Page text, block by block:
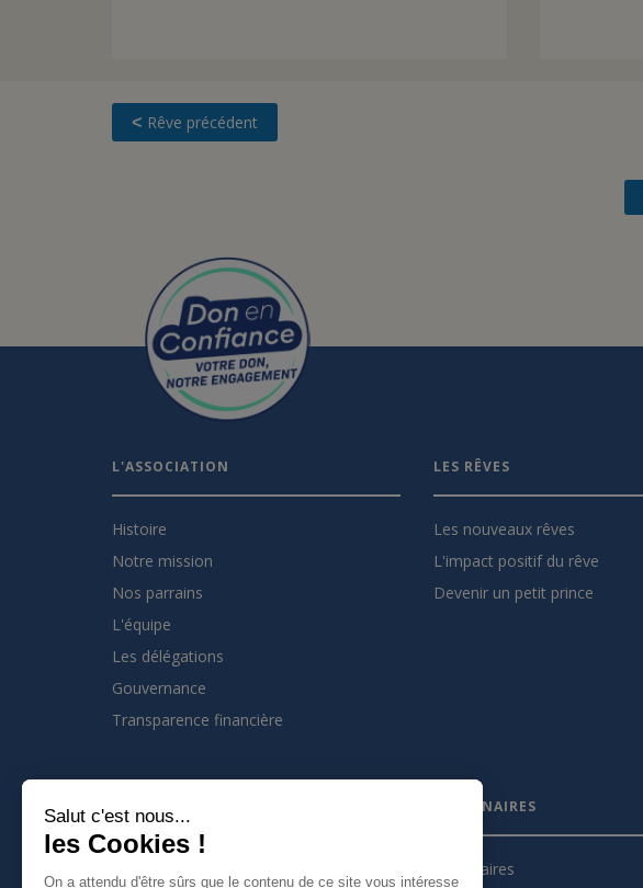
Salut c'est nous...
les Cookies !
On a attendu d'être sûrs que le contenu de ce site vous intéresse
< Rêve précédent
L'ASSOCIATION
Histoire
Notre mission
Nos parrains
L'équipe
Les délégations
Gouvernance
Transparence financière
LES RÊVES
Les nouveaux rêves
L'impact positif du rêve
Devenir un petit prince
INSCRIVEZ VOUS À LA NEWSLETTER PARTENAIRES
Partenaires